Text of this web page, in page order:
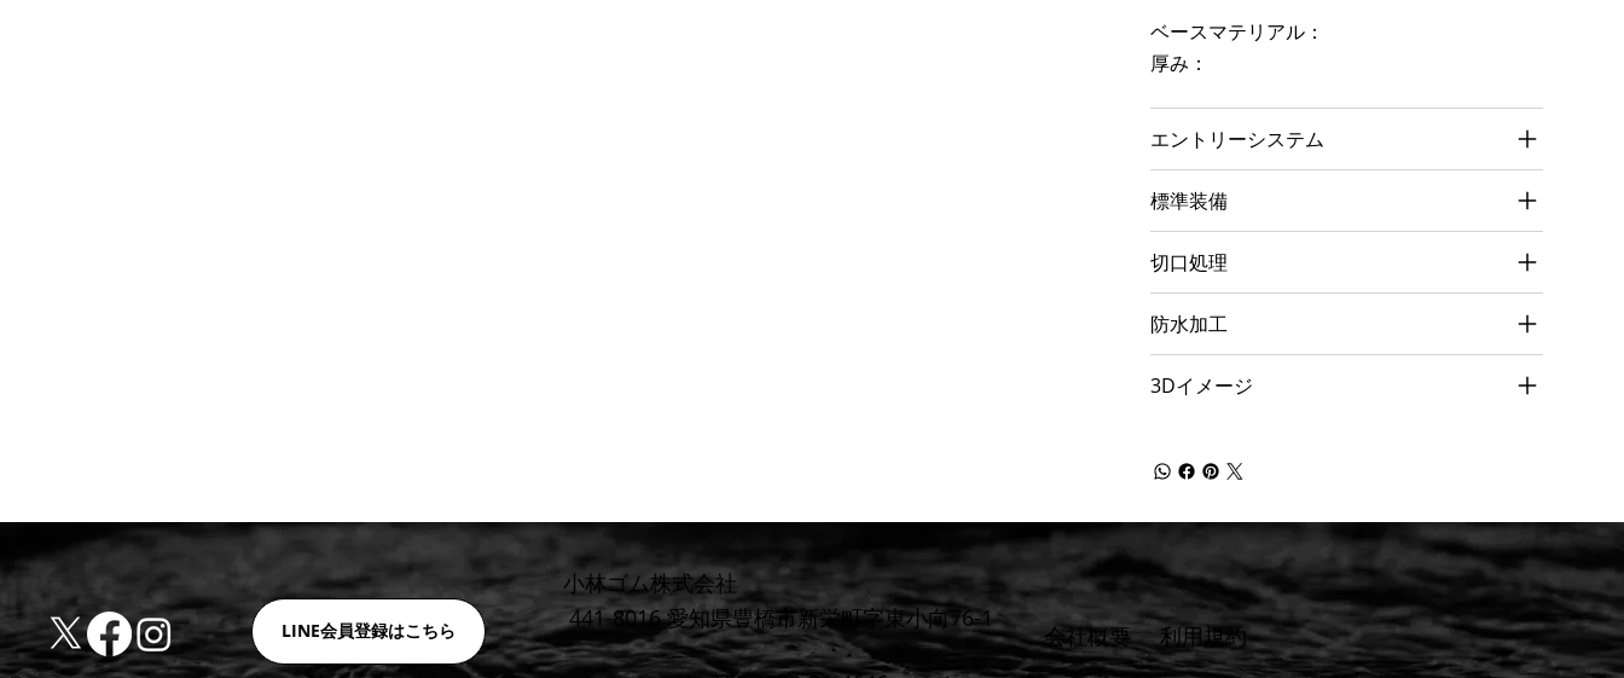
ベースマテリアル：
厚み：
エントリーシステム
標準装備
切口処理
防水加工
3Dイメージ
LINE会員登録はこちら
小林ゴム株式会社
441-8016 愛知県豊橋市新栄町字東小向76-1
​会社概要 ​利用規約